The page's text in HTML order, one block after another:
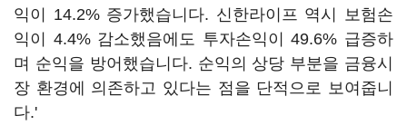
익이 14.2% 증가했습니다. 신한라이프 역시 보험손
익이 4.4% 감소했음에도 투자손익이 49.6% 급증하
며 순익을 방어했습니다. 순익의 상당 부분을 금융시
장 환경에 의존하고 있다는 점을 단적으로 보여줍니
다.'